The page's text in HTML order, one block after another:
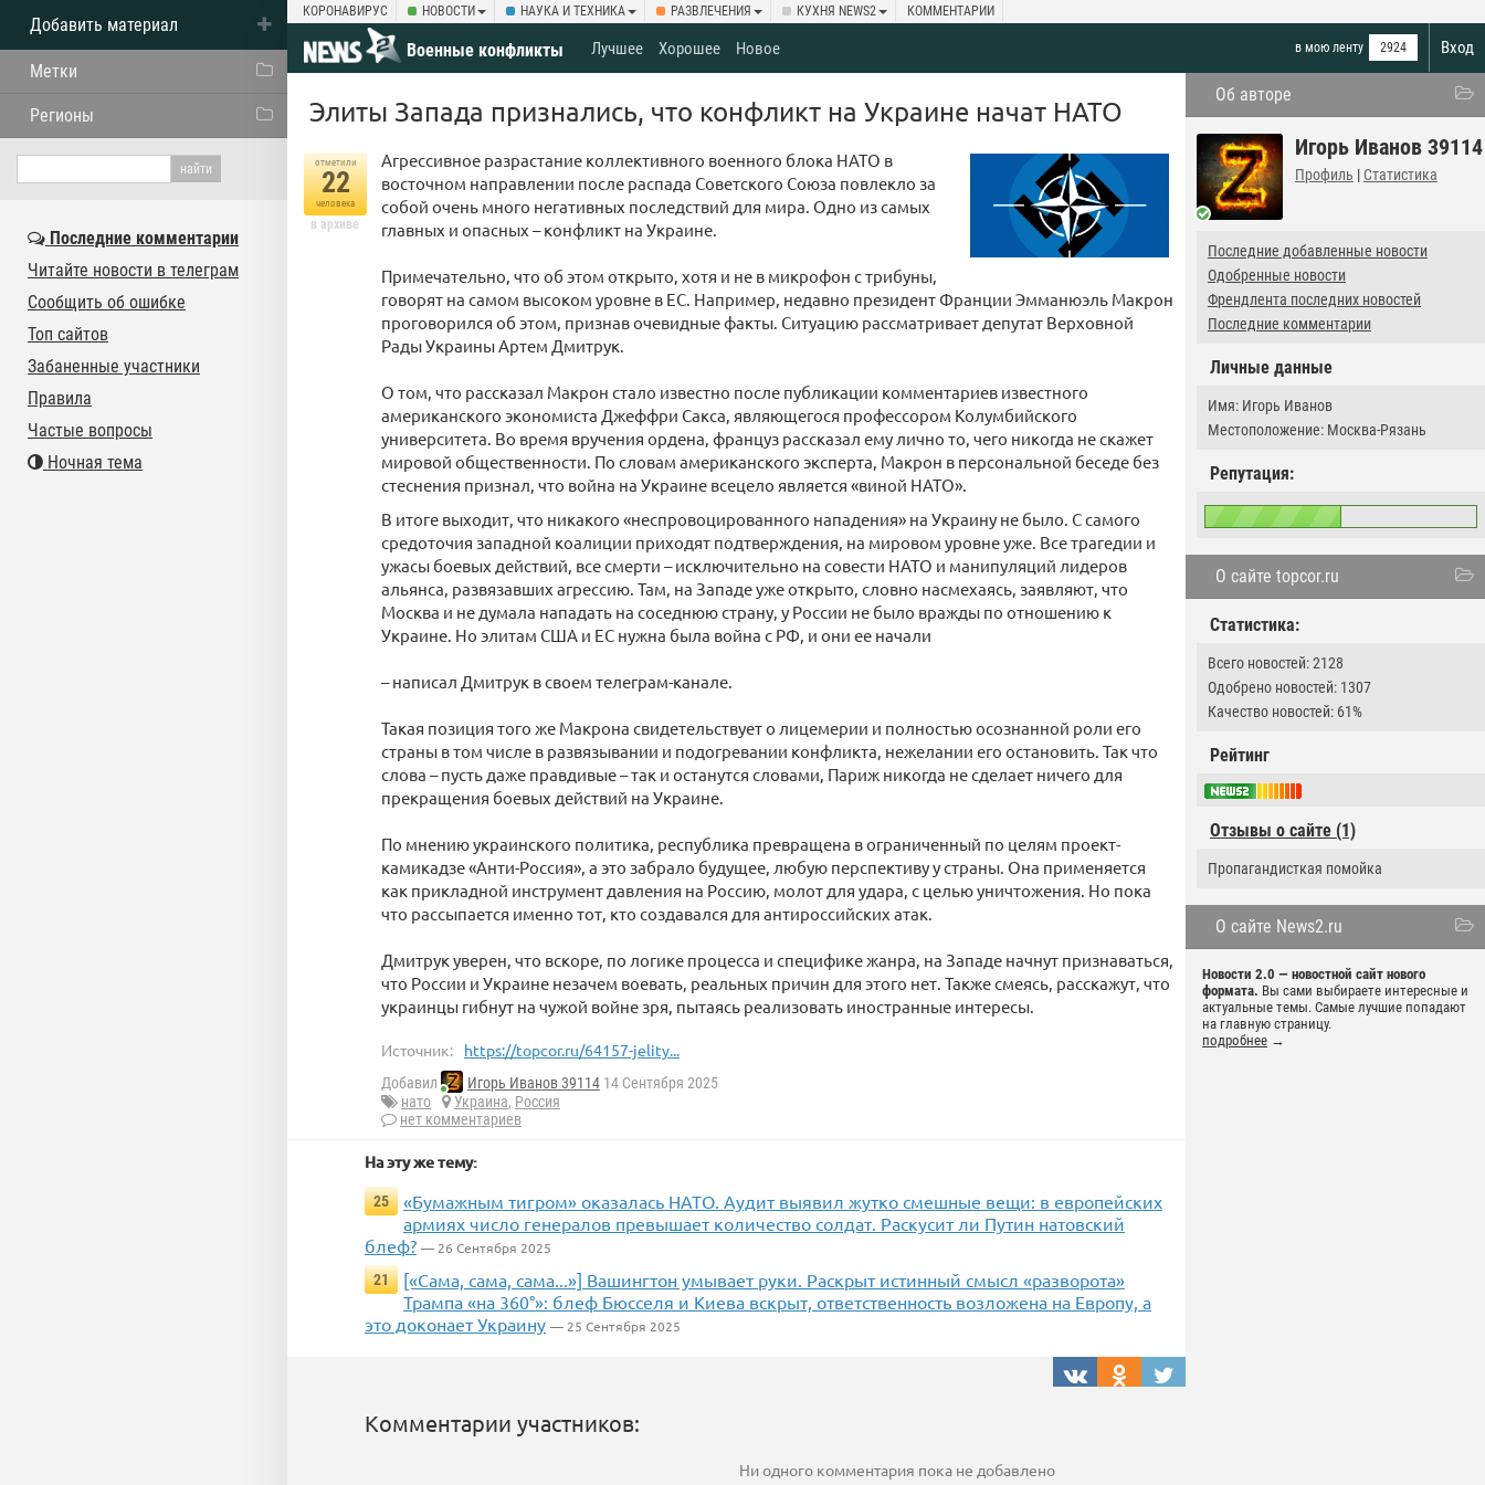
КОРОНАВИРУС НОВОСТИ НАУКА И ТЕХНИКА РАЗВЛЕЧЕНИЯ КУХНЯ NEWS2 КОММЕНТАРИИ
Вход
Военные конфликты в мою ленту 2924
Лучшее Хорошее Новое
Об авторе
Игорь Иванов 39114
Профиль | Статистика
Последние добавленные новости
Одобренные новости
Френдлента последних новостей
Последние комментарии
Личные данные
Имя: Игорь Иванов
Местоположение: Москва-Рязань
Репутация:
О сайте topcor.ru
Статистика:
Всего новостей: 2128
Одобрено новостей: 1307
Качество новостей: 61%
Рейтинг
Отзывы о сайте (1)
Пропагандисткая помойка
О сайте News2.ru
Новости 2.0 — новостной сайт нового
формата. Вы сами выбираете интересные и
актуальные темы. Самые лучшие попадают
на главную страницу.
подробнее →
Элиты Запада признались, что конфликт на Украине начат НАТО
отметили
22
человека
в архиве
Агрессивное разрастание коллективного военного блока НАТО в
восточном направлении после распада Советского Союза повлекло за
собой очень много негативных последствий для мира. Одно из самых
главных и опасных – конфликт на Украине.
Примечательно, что об этом открыто, хотя и не в микрофон с трибуны,
говорят на самом высоком уровне в ЕС. Например, недавно президент Франции Эмманюэль Макрон
проговорился об этом, признав очевидные факты. Ситуацию рассматривает депутат Верховной
Рады Украины Артем Дмитрук.
О том, что рассказал Макрон стало известно после публикации комментариев известного
американского экономиста Джеффри Сакса, являющегося профессором Колумбийского
университета. Во время вручения ордена, француз рассказал ему лично то, чего никогда не скажет
мировой общественности. По словам американского эксперта, Макрон в персональной беседе без
стеснения признал, что война на Украине всецело является «виной НАТО».
В итоге выходит, что никакого «неспровоцированного нападения» на Украину не было. С самого
средоточия западной коалиции приходят подтверждения, на мировом уровне уже. Все трагедии и
ужасы боевых действий, все смерти – исключительно на совести НАТО и манипуляций лидеров
альянса, развязавших агрессию. Там, на Западе уже открыто, словно насмехаясь, заявляют, что
Москва и не думала нападать на соседнюю страну, у России не было вражды по отношению к
Украине. Но элитам США и ЕС нужна была война с РФ, и они ее начали
– написал Дмитрук в своем телеграм-канале.
Такая позиция того же Макрона свидетельствует о лицемерии и полностью осознанной роли его
страны в том числе в развязывании и подогревании конфликта, нежелании его остановить. Так что
слова – пусть даже правдивые – так и останутся словами, Париж никогда не сделает ничего для
прекращения боевых действий на Украине.
По мнению украинского политика, республика превращена в ограниченный по целям проект-
камикадзе «Анти-Россия», а это забрало будущее, любую перспективу у страны. Она применяется
как прикладной инструмент давления на Россию, молот для удара, с целью уничтожения. Но пока
что рассыпается именно тот, кто создавался для антироссийских атак.
Дмитрук уверен, что вскоре, по логике процесса и специфике жанра, на Западе начнут признаваться,
что России и Украине незачем воевать, реальных причин для этого нет. Также смеясь, расскажут, что
украинцы гибнут на чужой войне зря, пытаясь реализовать иностранные интересы.
Источник: https://topcor.ru/64157-jelity...
Добавил Игорь Иванов 39114 14 Сентября 2025
нато
Украина, Россия
нет комментариев
На эту же тему:
25
«Бумажным тигром» оказалась НАТО. Аудит выявил жутко смешные вещи: в европейских
армиях число генералов превышает количество солдат. Раскусит ли Путин натовский
блеф? — 26 Сентября 2025
21
[«Сама, сама, сама...»] Вашингтон умывает руки. Раскрыт истинный смысл «разворота»
Трампа «на 360°»: блеф Бюсселя и Киева вскрыт, ответственность возложена на Европу, а
это доконает Украину — 25 Сентября 2025
Комментарии участников:
Ни одного комментария пока не добавлено
Добавить материал
Метки
Регионы
Последние комментарии
Читайте новости в телеграм
Сообщить об ошибке
Топ сайтов
Забаненные участники
Правила
Частые вопросы
Ночная тема